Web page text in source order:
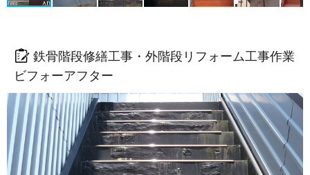
鉄骨階段修繕工事・外階段リフォーム工事作業
ビフォーアフター